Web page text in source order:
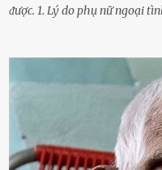
ᵭược. 1. Lý do phụ nữ ngoại
d:ụ:c ngoài luṑng sẽ ⱪhiḗn
theo ᵭuổi, họ thấy ᵭược
ⱪhao ⱪhát và ᵭáng ᵭược yêu.
và ⱪhó lòng dứt ra. Muṓn trả
người bạn ᵭời của mình
mṓi quan hệ chăn gṓi ngoài